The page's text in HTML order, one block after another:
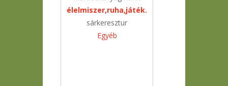
élelmiszer,ruha,játék.
sárkeresztur
Egyéb